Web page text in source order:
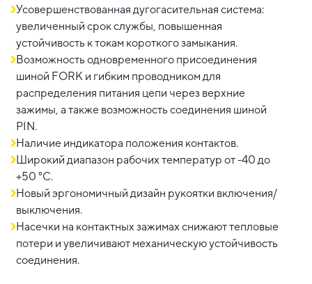
Усовершенствованная дугогасительная система:
увеличенный срок службы, повышенная
устойчивость к токам короткого замыкания.
Возможность одновременного присоединения
шиной FORK и гибким проводником для
распределения питания цепи через верхние
зажимы, а также возможность соединения шиной
PIN.
Наличие индикатора положения контактов.
Широкий диапазон рабочих температур от -40 до
+50 °С.
Новый эргономичный дизайн рукоятки включения/
выключения.
Насечки на контактных зажимах снижают тепловые
потери и увеличивают механическую устойчивость
соединения.